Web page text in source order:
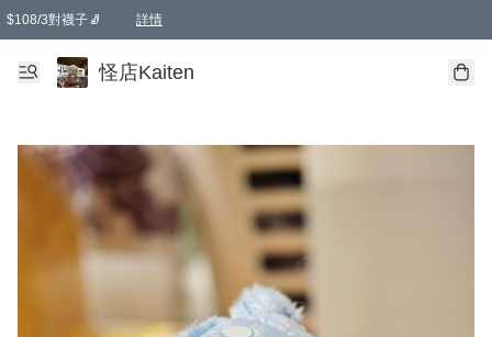
$108/3對襪子🧦 詳情
卡通傘☂️2把8折
購物滿 HKD 650.00即享免運費優惠！（適用於 本地送貨、本地取貨 )
怪店Kaiten